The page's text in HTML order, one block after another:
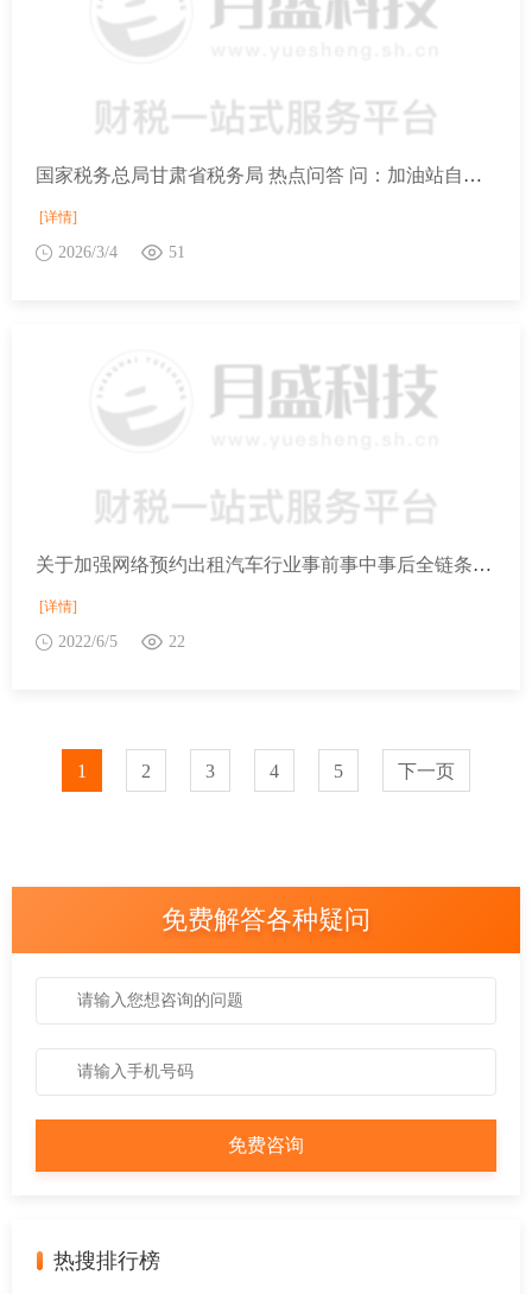
国家税务总局甘肃省税务局 热点问答 问：加油站自有车辆的自用油如何征收增值税？
[详情]
2026/3/4 51
关于加强网络预约出租汽车行业事前事中事后全链条联合监管有关工作的通知
[详情]
2022/6/5 22
1 2 3 4 5 下一页
免费解答各种疑问
热搜排行榜